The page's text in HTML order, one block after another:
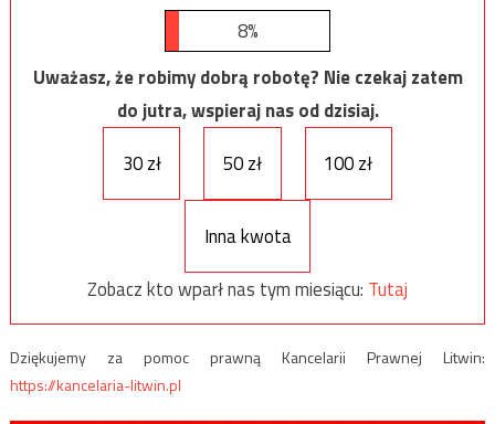
8%
Uważasz, że robimy dobrą robotę? Nie czekaj zatem
do jutra, wspieraj nas od dzisiaj.
30 zł
50 zł 100 zł
Inna kwota
Zobacz kto wparł nas tym miesiącu: Tutaj
Dziękujemy za pomoc prawną Kancelarii Prawnej Litwin:
https://kancelaria-litwin.pl